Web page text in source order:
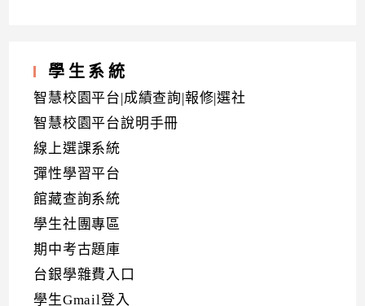
學生系統
智慧校園平台|成績查詢|報修|選社
智慧校園平台說明手冊
線上選課系統
彈性學習平台
館藏查詢系統
學生社團專區
期中考古題庫
台銀學雜費入口
學生Gmail登入